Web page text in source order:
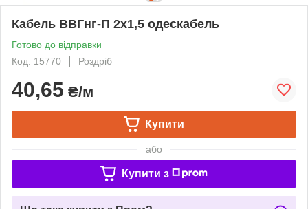
Кабель ВВГнг-П 2х1,5 одескабель
Готово до відправки
Код: 15770
Роздріб
40,65 ₴/м
Купити
або
Купити з